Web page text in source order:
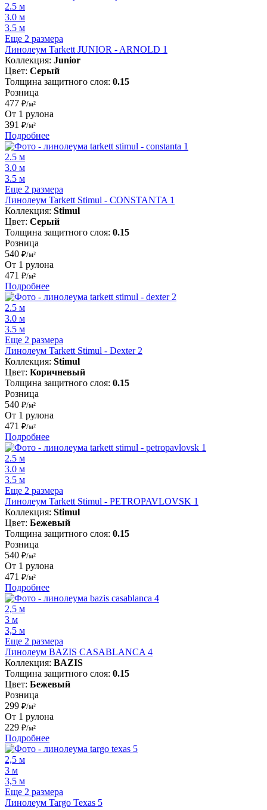
2.5 м
3.0 м
3.5 м
Еще 2 размера
Линолеум Tarkett JUNIOR - ARNOLD 1
Коллекция: Junior
Цвет: Серый
Толщина защитного слоя: 0.15
Розница
477 ₽/м²
От 1 рулона
391 ₽/м²
Подробнее
2.5 м
3.0 м
3.5 м
Еще 2 размера
Линолеум Tarkett Stimul - CONSTANTA 1
Коллекция: Stimul
Цвет: Серый
Толщина защитного слоя: 0.15
Розница
540 ₽/м²
От 1 рулона
471 ₽/м²
Подробнее
2.5 м
3.0 м
3.5 м
Еще 2 размера
Линолеум Tarkett Stimul - Dexter 2
Коллекция: Stimul
Цвет: Коричневый
Толщина защитного слоя: 0.15
Розница
540 ₽/м²
От 1 рулона
471 ₽/м²
Подробнее
2.5 м
3.0 м
3.5 м
Еще 2 размера
Линолеум Tarkett Stimul - PETROPAVLOVSK 1
Коллекция: Stimul
Цвет: Бежевый
Толщина защитного слоя: 0.15
Розница
540 ₽/м²
От 1 рулона
471 ₽/м²
Подробнее
2,5 м
3 м
3,5 м
Еще 2 размера
Линолеум BAZIS CASABLANCA 4
Коллекция: BAZIS
Толщина защитного слоя: 0.15
Цвет: Бежевый
Розница
299 ₽/м²
От 1 рулона
229 ₽/м²
Подробнее
2,5 м
3 м
3,5 м
Еще 2 размера
Линолеум Targo Texas 5